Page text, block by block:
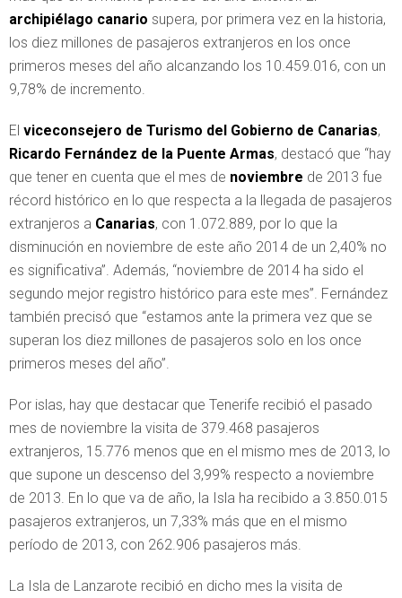
archipiélago canario supera, por primera vez en la historia,
los diez millones de pasajeros extranjeros en los once
primeros meses del año alcanzando los 10.459.016, con un
9,78% de incremento.
El viceconsejero de Turismo del Gobierno de Canarias,
Ricardo Fernández de la Puente Armas, destacó que “hay
que tener en cuenta que el mes de noviembre de 2013 fue
récord histórico en lo que respecta a la llegada de pasajeros
extranjeros a Canarias, con 1.072.889, por lo que la
disminución en noviembre de este año 2014 de un 2,40% no
es significativa”. Además, “noviembre de 2014 ha sido el
segundo mejor registro histórico para este mes”. Fernández
también precisó que “estamos ante la primera vez que se
superan los diez millones de pasajeros solo en los once
primeros meses del año”.
Por islas, hay que destacar que Tenerife recibió el pasado
mes de noviembre la visita de 379.468 pasajeros
extranjeros, 15.776 menos que en el mismo mes de 2013, lo
que supone un descenso del 3,99% respecto a noviembre
de 2013. En lo que va de año, la Isla ha recibido a 3.850.015
pasajeros extranjeros, un 7,33% más que en el mismo
período de 2013, con 262.906 pasajeros más.
La Isla de Lanzarote recibió en dicho mes la visita de